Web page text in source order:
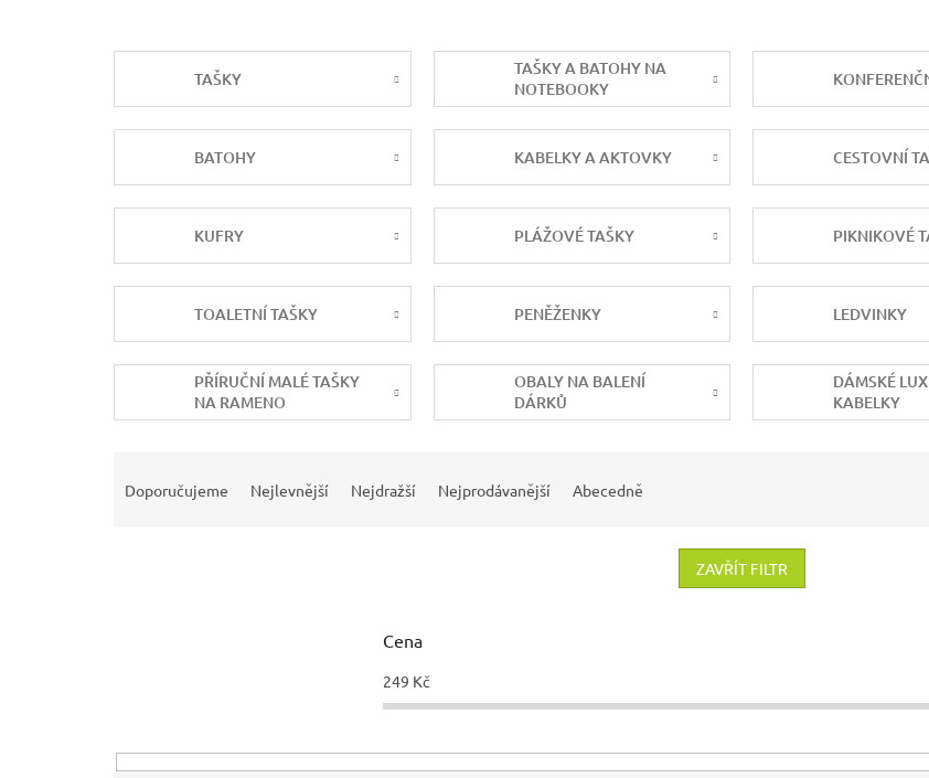
TAŠKY
TAŠKY A BATOHY NA
NOTEBOOKY
BATOHY KABELKY A AKTOVKY CESTOVNÍ
KUFRY PLÁŽOVÉ TAŠKY PIKNIKOVÉ
TOALETNÍ TAŠKY PENĚŽENKY LEDVINKY
PŘÍRUČNÍ MALÉ TAŠKY
NA RAMENO
OBALY NA BALENÍ
DÁRKŮ
DÁMSKÉ
KABELKY
t
Doporučujeme Nejlevnější Nejdražší Nejprodávanější Abecedně
ZAVŘÍT FILTR
Cena
249 Kč